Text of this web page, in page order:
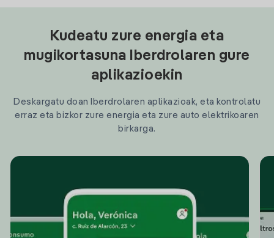
Kudeatu zure energia eta
mugikortasuna Iberdrolaren gure
aplikazioekin
Deskargatu doan Iberdrolaren aplikazioak, eta kontrolatu
erraz eta bizkor zure energia eta zure auto elektrikoaren
birkarga.